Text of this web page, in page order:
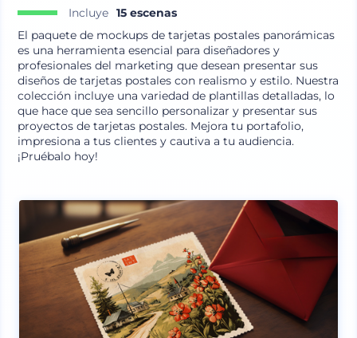
Incluye 15 escenas
El paquete de mockups de tarjetas postales panorámicas
es una herramienta esencial para diseñadores y
profesionales del marketing que desean presentar sus
diseños de tarjetas postales con realismo y estilo. Nuestra
colección incluye una variedad de plantillas detalladas, lo
que hace que sea sencillo personalizar y presentar sus
proyectos de tarjetas postales. Mejora tu portafolio,
impresiona a tus clientes y cautiva a tu audiencia.
¡Pruébalo hoy!